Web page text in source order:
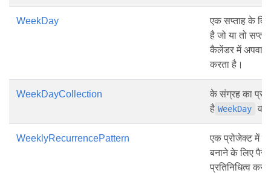
WeekDay
एक सप्ताह के दिन
है जो या तो
कैलेंडर में अपवाद
करता है।
WeekDayCollection
के संग्रह का
है WeekDay
WeeklyRecurrencePattern
एक प्रोजेक्ट में
बनाने के लिए
प्रतिनिधित्व